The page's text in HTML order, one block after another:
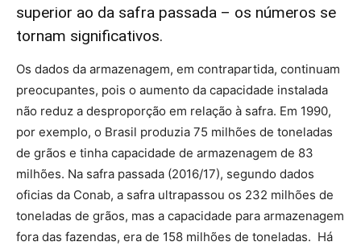
superior ao da safra passada – os números se
tornam significativos.
Os dados da armazenagem, em contrapartida, continuam
preocupantes, pois o aumento da capacidade instalada
não reduz a desproporção em relação à safra. Em 1990,
por exemplo, o Brasil produzia 75 milhões de toneladas
de grãos e tinha capacidade de armazenagem de 83
milhões. Na safra passada (2016/17), segundo dados
oficias da Conab, a safra ultrapassou os 232 milhões de
toneladas de grãos, mas a capacidade para armazenagem
fora das fazendas, era de 158 milhões de toneladas. Há